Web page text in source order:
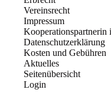
Vereinsrecht
Impressum
Kooperationspartnerin
Datenschutzerklärung
Kosten und Gebühren
Aktuelles
Seitenübersicht
Login